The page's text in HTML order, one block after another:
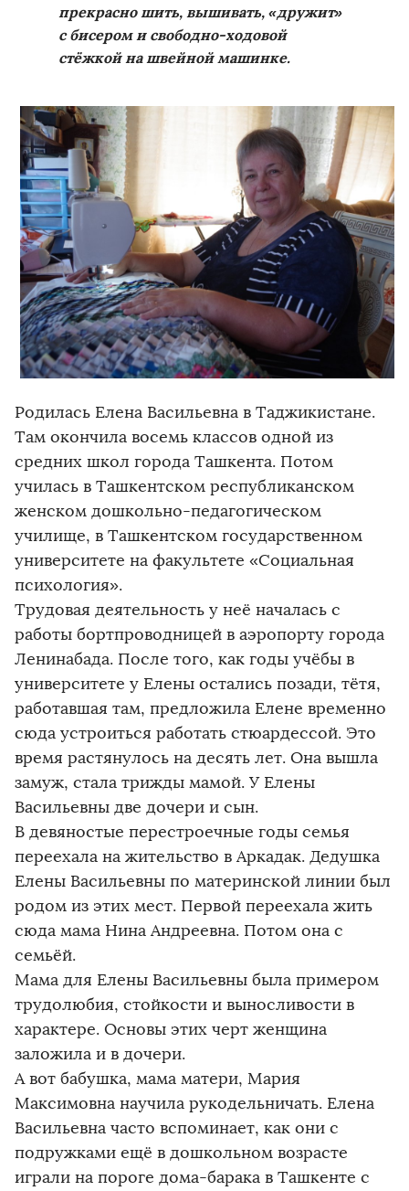
прекрасно шить, вышивать, «дружит»
с бисером и свободно-ходовой
стёжкой на швейной машинке.
Родилась Елена Васильевна в Таджикистане.
Там окончила восемь классов одной из
средних школ города Ташкента. Потом
училась в Ташкентском республиканском
женском дошкольно-педагогическом
училище, в Ташкентском государственном
университете на факультете «Социальная
психология».
Трудовая деятельность у неё началась с
работы бортпроводницей в аэропорту города
Ленинабада. После того, как годы учёбы в
университете у Елены остались позади, тётя,
работавшая там, предложила Елене временно
сюда устроиться работать стюардессой. Это
время растянулось на десять лет. Она вышла
замуж, стала трижды мамой. У Елены
Васильевны две дочери и сын.
В девяностые перестроечные годы семья
переехала на жительство в Аркадак. Дедушка
Елены Васильевны по материнской линии был
родом из этих мест. Первой переехала жить
сюда мама Нина Андреевна. Потом она с
семьёй.
Мама для Елены Васильевны была примером
трудолюбия, стойкости и выносливости в
характере. Основы этих черт женщина
заложила и в дочери.
А вот бабушка, мама матери, Мария
Максимовна научила рукодельничать. Елена
Васильевна часто вспоминает, как они с
подружками ещё в дошкольном возрасте
играли на пороге дома-барака в Ташкенте с